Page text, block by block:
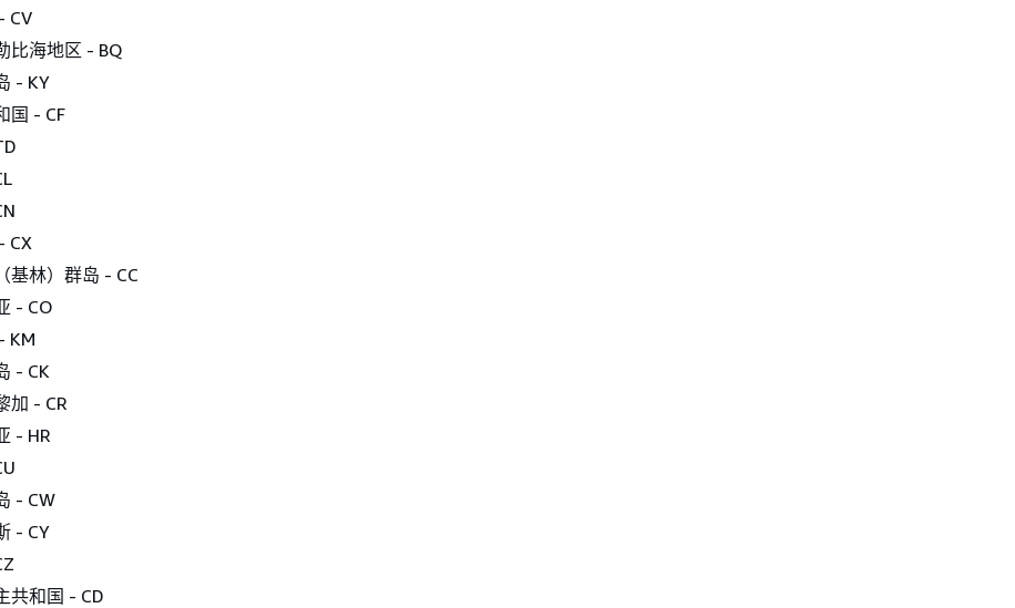
CV
比海地区 - BQ
- KY
国 - CF
CX
基林）群岛 - CC
- CO
KM
- CK
加 - CR
- HR
- CW
- CY
共和国 - CD